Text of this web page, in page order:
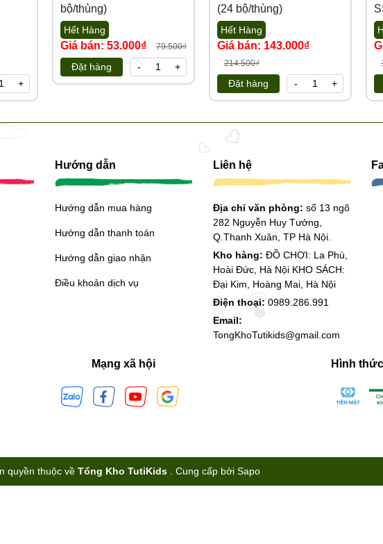
+
bộ/thùng)
Hết Hàng
Giá bán: 53.000₫ 79.500₫
Đặt hàng - +
(24 bộ/thùng)
Hết Hàng
Giá bán: 143.000₫
214.500₫
Đặt hàng - +
Hướng dẫn
Hướng dẫn mua hàng
Hướng dẫn thanh toán
Hướng dẫn giao nhận
Điều khoản dịch vụ
Liên hệ
Địa chỉ văn phòng: số 13 ngõ
282 Nguyễn Huy Tưởng,
Q.Thanh Xuân, TP Hà Nội.
Kho hàng: ĐỒ CHƠI: La Phù,
Hoài Đức, Hà Nội KHO SÁCH:
Đại Kim, Hoàng Mai, Hà Nội
Điện thoại: 0989.286.991
Email:
TongKhoTutikids@gmail.com
Mạng xã hội Hình
quyền thuộc về Tổng Kho TutiKids Cung cấp bởi Sapo